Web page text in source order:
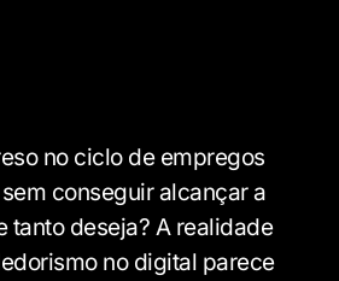
no ciclo de empregos
conseguir alcançar a
tanto deseja? A realidade
no digital parece